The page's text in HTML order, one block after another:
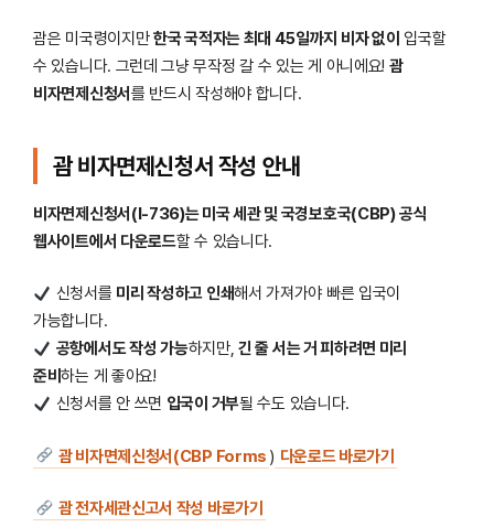
괌은 미국령이지만한국 국적자는 최대 45일까지 비자 없이 입국할
수 있습니다. 그런데 그냥 무작정 갈 수 있는 게 아니에요! 괌
비자면제신청서를 반드시 작성해야 합니다.
괌 비자면제신청서 작성 안내
비자면제신청서(I-736)는 미국 세관 및 국경보호국(CBP) 공식
웹사이트에서 다운로드할 수 있습니다.
신청서를 미리 작성하고 인쇄해서 가져가야 빠른 입국이
가능합니다.
공항에서도 작성 가능하지만, 긴 줄 서는 거 피하려면 미리
준비하는 게 좋아요!
신청서를 안 쓰면 입국이 거부될 수도 있습니다.
괌 비자면제신청서(CBP Forms ) 다운로드 바로가기
괌 전자세관신고서 작성 바로가기